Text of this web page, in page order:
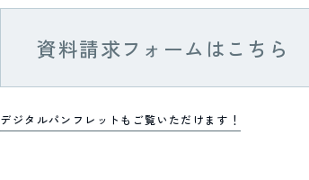
資料請求フォームはこちら
デジタルパンフレットもご覧いただけます！